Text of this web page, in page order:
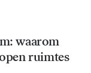
waarom
ruimtes